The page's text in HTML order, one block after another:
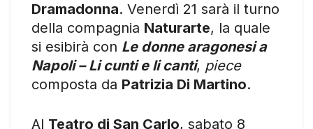
Dramadonna. Venerdì 21 sarà il turno
della compagnia Naturarte, la quale
si esibirà con Le donne aragonesi a
Napoli – Li cunti e li canti, piece
composta da Patrizia Di Martino.
Al Teatro di San Carlo, sabato 8